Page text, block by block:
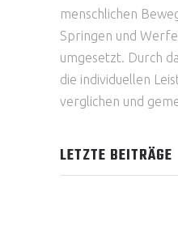
menschlichen
Springen und
umgesetzt. Durch
die individuellen
verglichen und
LETZTE BEITRÄGE